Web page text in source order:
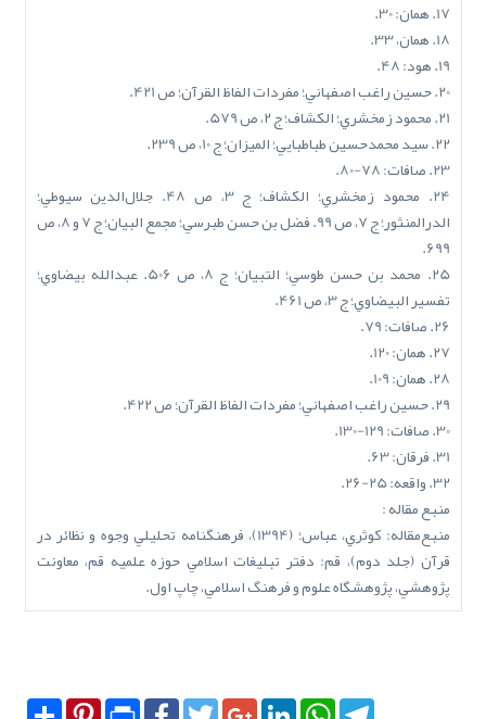
17. همان: 30.
18. همان، 33.
19. هود: 48.
20. حسين راغب اصفهاني؛ مفردات الفاظ القرآن؛ ص 421.
21. محمود زمخشري؛ الکشاف؛ ج 2، ص 579.
22. سيد محمدحسين طباطبايي؛ الميزان؛ ج 10، ص 239.
23. صافات: 78-80.
24. محمود زمخشري؛ الکشاف؛ ج 3، ص 48. جلال‌الدين سيوطي؛
الدرالمنثور؛ ج 7، ص 99. فضل بن حسن طبرسي؛ مجمع البيان؛ ج 7 و 8، ص
699.
25. محمد بن حسن طوسي؛ التبيان؛ ج 8، ص 506. عبدالله بيضاوي؛
تفسير البيضاوي؛ ج 3، ص 461.
26. صافات: 79.
27. همان: 120.
28. همان: 109.
29. حسين راغب اصفهاني؛ مفردات الفاظ القرآن؛ ص 422.
30. صافات: 129-130.
31. فرقان: 63.
32. واقعه: 25-26.
منبع مقاله :
منبع‌مقاله: کوثري، عباس؛ (1394)، فرهنگنامه تحليلي وجوه و نظائر در
قرآن (جلد دوم)، قم: دفتر تبليغات اسلامي حوزه علميه قم، معاونت
پژوهشي، پژوهشگاه علوم و فرهنگ اسلامي، چاپ اول.
SharePinterest
Print FacebookTwitterGoogle+LinkedInWhatsAppTelegram